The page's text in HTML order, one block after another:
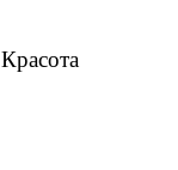
Красота